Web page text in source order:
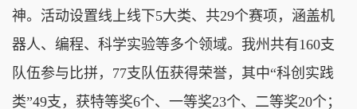
神。活动设置线上线下5大类、共29个赛项，涵盖机
器人、编程、科学实验等多个领域。我州共有160支
队伍参与比拼，77支队伍获得荣誉，其中“科创实践
类”49支，获特等奖6个、一等奖23个、二等奖20个；